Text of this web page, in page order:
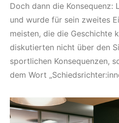
Doch dann die Konsequenz:
und wurde für sein zweites
meisten, die die Geschichte
diskutierten nicht über den
sportlichen Konsequenzen,
dem Wort